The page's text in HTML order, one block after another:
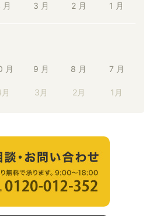
月 3 月 2 月 1 月
月 9 月 8 月 7 月
3月 2月 1月